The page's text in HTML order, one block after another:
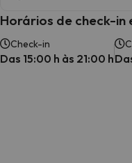
Horários de check-in
Check-in
Das 15:00 h às 21:00 h